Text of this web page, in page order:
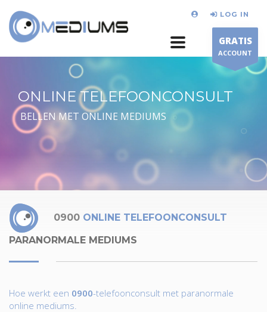
LOG IN
GRATIS
ACCOUNT
ONLINE TELEFOONCONSULT
BELLEN MET ONLINE MEDIUMS
0900 ONLINE TELEFOONCONSULT
PARANORMALE MEDIUMS
Hoe werkt een 0900-telefoonconsult met paranormale
online mediums.